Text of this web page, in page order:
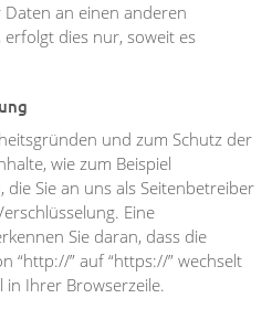
an einen anderen
dies nur, soweit es
und zum Schutz der
wie zum Beispiel
Sie an uns als Seitenbetreiber
Eine
Sie daran, dass die
“http://” auf “https://” wechselt
in Ihrer Browserzeile.